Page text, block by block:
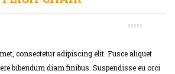
of
based
on
consectetur adipiscing elit. Fusce aliquet
bibendum diam finibus. Suspendisse eu orci